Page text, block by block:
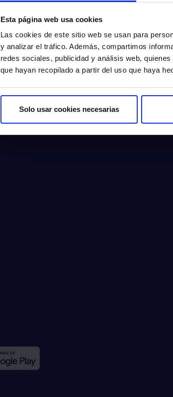
Esta página web usa cookies
Las cookies de este sitio web se usan para
y analizar el tráfico. Además, compartimos
redes sociales, publicidad y análisis web,
que hayan recopilado a partir del uso que haya
Solo usar cookies necesarias